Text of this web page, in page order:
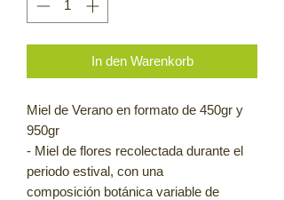
In den Warenkorb
Miel de Verano en formato de 450gr y
950gr
- Miel de flores recolectada durante el
periodo estival, con una
composición botánica variable de